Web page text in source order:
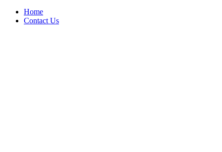
Home
Contact Us